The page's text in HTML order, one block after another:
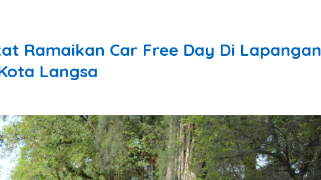
Ramaikan Car Free Day Di Lapangan
Langsa